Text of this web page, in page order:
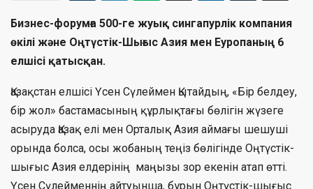
Бизнес-форумға 500-ге жуық сингапурлік компания
өкілі және Оңтүстік-Шығыс Азия мен Еуропаның 6
елшісі қатысқан.
Қазақстан елшісі Үсен Сүлеймен Қытайдың, «Бір белдеу,
бір жол» бастамасының құрлықтағы бөлігін жүзеге
асыруда Қазақ елі мен Орталық Азия аймағы шешуші
орында болса, осы жобаның теңіз бөлігінде Оңтүстік-
шығыс Азия елдерінің маңызы зор екенін атап өтті.
Үсен Сүлейменнің айтуынша, бұрын Оңтүстік-шығыс